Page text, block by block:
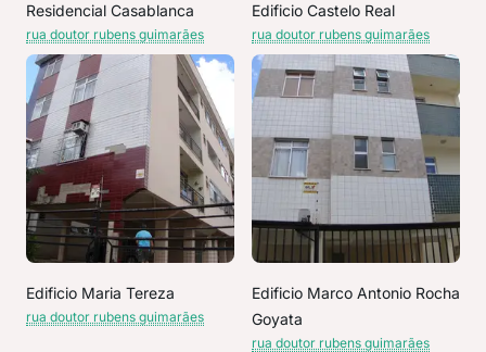
Residencial Casablanca
rua doutor rubens guimarães
Edificio Castelo Real
rua doutor rubens guimarães
Edificio Maria Tereza
rua doutor rubens guimarães
Edificio Marco Antonio Rocha
Goyata
rua doutor rubens guimarães